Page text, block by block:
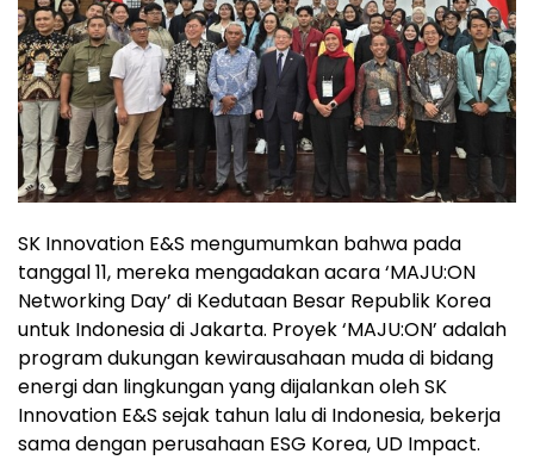
SK Innovation E&S mengumumkan bahwa pada
tanggal 11, mereka mengadakan acara ‘MAJU:ON
Networking Day’ di Kedutaan Besar Republik Korea
untuk Indonesia di Jakarta. Proyek ‘MAJU:ON’ adalah
program dukungan kewirausahaan muda di bidang
energi dan lingkungan yang dijalankan oleh SK
Innovation E&S sejak tahun lalu di Indonesia, bekerja
sama dengan perusahaan ESG Korea, UD Impact.